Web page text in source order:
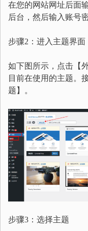
在您的网站网址后面
后台，然后输入账号
步骤2：进入主题界面
如下图所示，点击【
目前在使用的主题。
题】。
步骤3：选择主题